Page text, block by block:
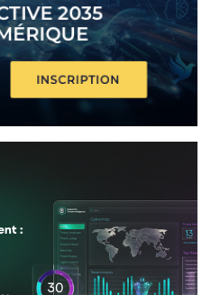
: la SNDI accélère la
de l’administration dans le